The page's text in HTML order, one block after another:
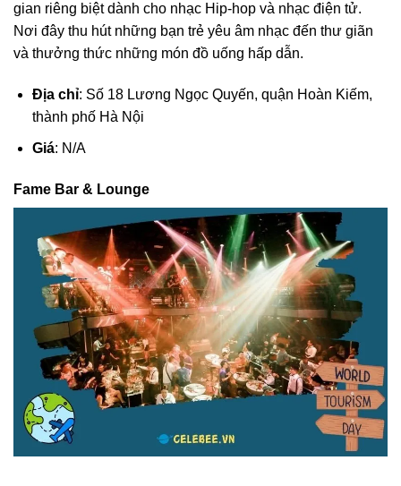
gian riêng biệt dành cho nhạc Hip-hop và nhạc điện tử.
Nơi đây thu hút những bạn trẻ yêu âm nhạc đến thư giãn
và thưởng thức những món đồ uống hấp dẫn.
Địa chỉ: Số 18 Lương Ngọc Quyến, quận Hoàn Kiếm,
thành phố Hà Nội
Giá: N/A
Fame Bar & Lounge